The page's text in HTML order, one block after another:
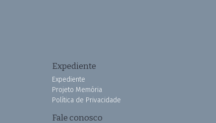
Expediente
Expediente
Projeto Memória
Política de Privacidade
Fale conosco